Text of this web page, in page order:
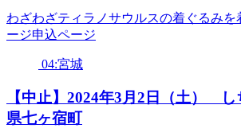
わざわざティラノサウルスの着ぐるみ
ージ申込ページ
04:宮城
【中止】2024年3月2日（土）
県七ヶ宿町